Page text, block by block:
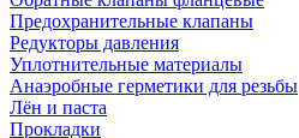
Предохранительные клапаны
Редукторы давления
Уплотнительные материалы
Анаэробные герметики для резьбы
Лён и паста
Прокладки